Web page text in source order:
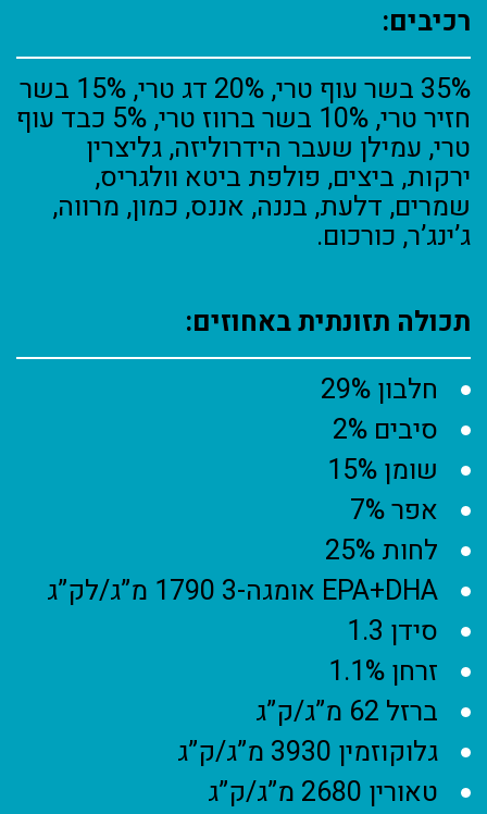
רכיבים:
35% בשר עוף טרי, 20% דג טרי, 15% בשר
חזיר טרי, 10% בשר ברווז טרי, 5% כבד עוף
טרי, עמילן שעבר הידרוליזה, גליצרין
ירקות, ביצים, פולפת ביטא וולגריס,
שמרים, דלעת, בננה, אננס, כמון, מרווה,
ג’ינג’ר, כורכום.
תכולה תזונתית באחוזים:
חלבון 29%
סיבים 2%
שומן 15%
אפר 7%
לחות 25%
EPA+DHA אומגה-3 1790 מ”ג/לק”ג
סידן 1.3
זרחן 1.1%
ברזל 62 מ”ג/ק”ג
גלוקוזמין 3930 מ”ג/ק”ג
טאורין 2680 מ”ג/ק”ג